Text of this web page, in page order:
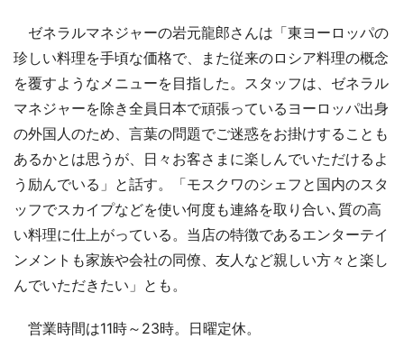
ゼネラルマネジャーの岩元龍郎さんは「東ヨーロッパの
珍しい料理を手頃な価格で、また従来のロシア料理の概念
を覆すようなメニューを目指した。スタッフは、ゼネラル
マネジャーを除き全員日本で頑張っているヨーロッパ出身
の外国人のため、言葉の問題でご迷惑をお掛けすることも
あるかとは思うが、日々お客さまに楽しんでいただけるよ
う励んでいる」と話す。「モスクワのシェフと国内のスタ
ッフでスカイプなどを使い何度も連絡を取り合い､質の高
い料理に仕上がっている。当店の特徴であるエンターテイ
ンメントも家族や会社の同僚、友人など親しい方々と楽し
んでいただきたい」とも。
営業時間は11時～23時。日曜定休。